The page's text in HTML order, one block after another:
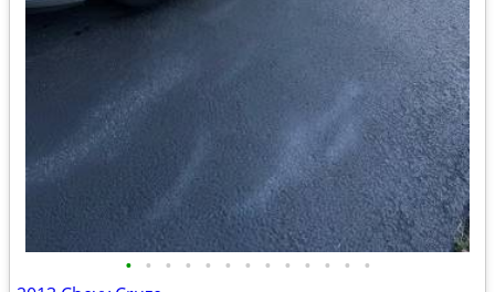
• • • • • • • • • • • • •